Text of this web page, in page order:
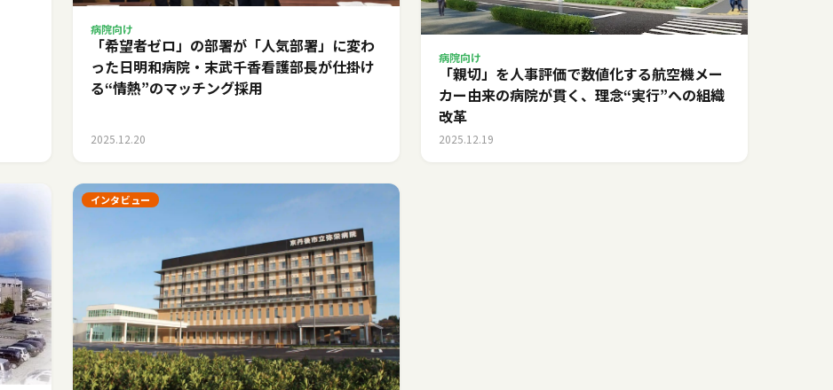
病院向け
「希望者ゼロ」の部署が「人気部署」に変わ
った日――明和病院・末武千香看護部長が仕掛け
る“情熱”のマッチング採用
2025.12.20
病院向け
「親切」を人事評価で数値化する――航空機メー
カー由来の病院が貫く、理念“実行”への組織
改革
2025.12.19
インタビュー